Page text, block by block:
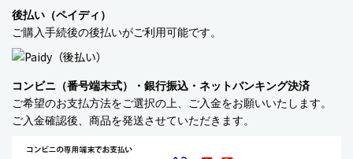
便をおかけ致しますが、何卒ご了承くださいますようお願い申し上
げます。
■**当店を騙る不審なメールにご注意ください**
の偽のEメールが届くというお問い合わせが多数寄せられていま
す。当店で注文をしていないのにこのようなメールが届くなど、身
に覚えのない場合は、メールを開いたり、メール内のリンクをタッ
は、弊社またはヤマト運輸に直接お問い合わせください。〔 2024
後払い（ペイディ）
ご購入手続後の後払いがご利用可能です。
コンビニ（番号端末式）・銀行振込・ネットバンキング決済
ご希望のお支払方法をご選択の上、ご入金をお願いいたします。
ご入金確認後、商品を発送させていただきます。